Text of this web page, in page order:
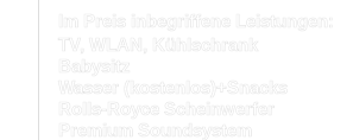
TV, WLAN, Kühlschrank
Wasser (kostenlos)+
Rolls-Royce Scheinwerfer